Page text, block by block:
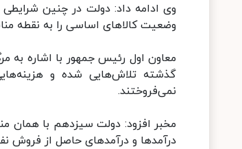
وی ادامه داد: دولت در چنین
وضعیت کالاهای اساسی را به نقطه
گذشته تلاش‌هایی شده و
نمی‌فروختند.
درآمدها و درآمدهای حاصل از فروش